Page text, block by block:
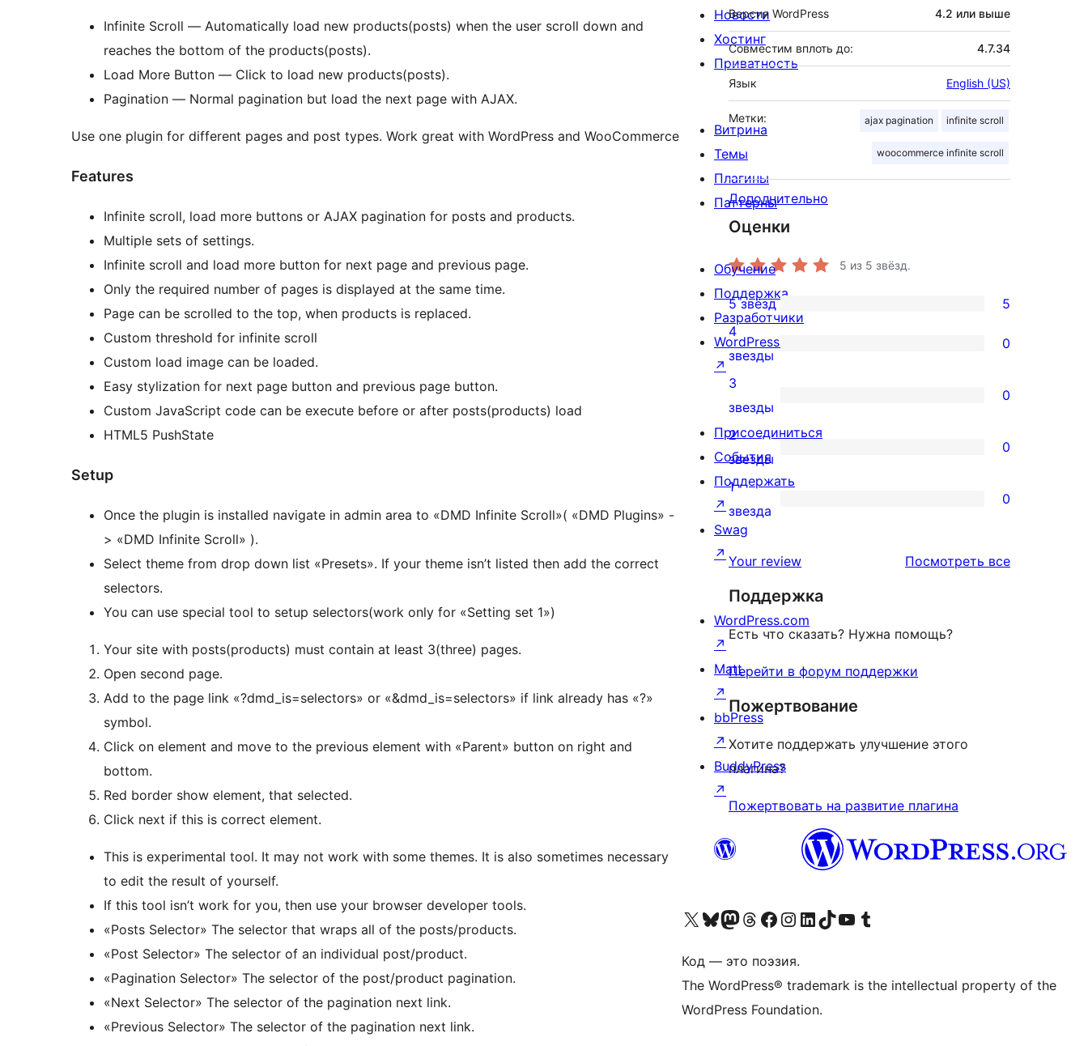
Infinite Scroll — Automatically load new products(posts) when the user scroll down and
reaches the bottom of the products(posts).
Load More Button — Click to load new products(posts).
Pagination — Normal pagination but load the next page with AJAX.
Use one plugin for different pages and post types. Work great with WordPress and WooCommerce
Features
Infinite scroll, load more buttons or AJAX pagination for posts and products.
Multiple sets of settings.
Infinite scroll and load more button for next page and previous page.
Only the required number of pages is displayed at the same time.
Page can be scrolled to the top, when products is replaced.
Custom threshold for infinite scroll
Custom load image can be loaded.
Easy stylization for next page button and previous page button.
Custom JavaScript code can be execute before or after posts(products) load
HTML5 PushState
Setup
Once the plugin is installed navigate in admin area to «DMD Infinite Scroll»( «DMD Plugins» -
> «DMD Infinite Scroll» ).
Select theme from drop down list «Presets». If your theme isn’t listed then add the correct
selectors.
You can use special tool to setup selectors(work only for «Setting set 1»)
Your site with posts(products) must contain at least 3(three) pages.
Open second page.
Add to the page link «?dmd_is=selectors» or «&dmd_is=selectors» if link already has «?»
symbol.
Click on element and move to the previous element with «Parent» button on right and
bottom.
Red border show element, that selected.
Click next if this is correct element.
This is experimental tool. It may not work with some themes. It is also sometimes necessary
to edit the result of yourself.
If this tool isn’t work for you, then use your browser developer tools.
«Posts Selector» The selector that wraps all of the posts/products.
«Post Selector» The selector of an individual post/product.
«Pagination Selector» The selector of the post/product pagination.
«Next Selector» The selector of the pagination next link.
«Previous Selector» The selector of the pagination next link.
Версия WordPress 4.2 или выше
Совместим вплоть до: 4.7.34
Язык English (US)
Метки: ajax pagination infinite scroll
woocommerce infinite scroll
Дополнительно
Оценки
5 из 5 звёзд.
5
5-
звездный
отзыв
5 звёзд 5
0
4-
звездный
отзыв
4
звезды
0
0
3-
звездный
отзыв
3
звезды
0
0
2-
звездный
отзыв
2
звезды
0
0
1-
звездный
1
звезда
0
Your review Посмотреть всеотзывы
Поддержка
Есть что сказать? Нужна помощь?
Перейти в форум поддержки
Пожертвование
Хотите поддержать улучшение этого
плагина?
Пожертвовать на развитие плагина
Новости
Хостинг
Приватность
Витрина
Темы
Плагины
Паттерны
Обучение
Поддержка
Разработчики
WordPress.TV
↗
Присоединиться
События
Поддержать
↗
Swag
↗
WordPress.com
↗
Matt
↗
bbPress
↗
BuddyPress
↗
Посетите нас в X (ранее Twitter)
Посетите нашу учётную запись в Bluesky
Посетите нашу ленту в Mastodon
Посетите нашу учётную запись в Threads
Посетите нашу страницу на Facebook
Посетите наш Instagram
Посетите нашу страницу в LinkedIn
Посетите нашу учётную запись в TikTok
Посетите наш канал YouTube
Посетите нашу учётную запись в Tumblr
Код — это поэзия.
The WordPress® trademark is the intellectual property of the
WordPress Foundation.